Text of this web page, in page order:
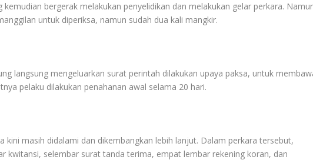
bergerak melakukan penyelidikan dan melakukan gelar perkara.
untuk diperiksa, namun sudah dua kali mangkir.
langsung mengeluarkan surat perintah dilakukan upaya paksa, untuk
pelaku dilakukan penahanan awal selama 20 hari.
kini masih didalami dan dikembangkan lebih lanjut. Dalam perkara tersebut,
kwitansi, selembar surat tanda terima, empat lembar rekening koran, dan